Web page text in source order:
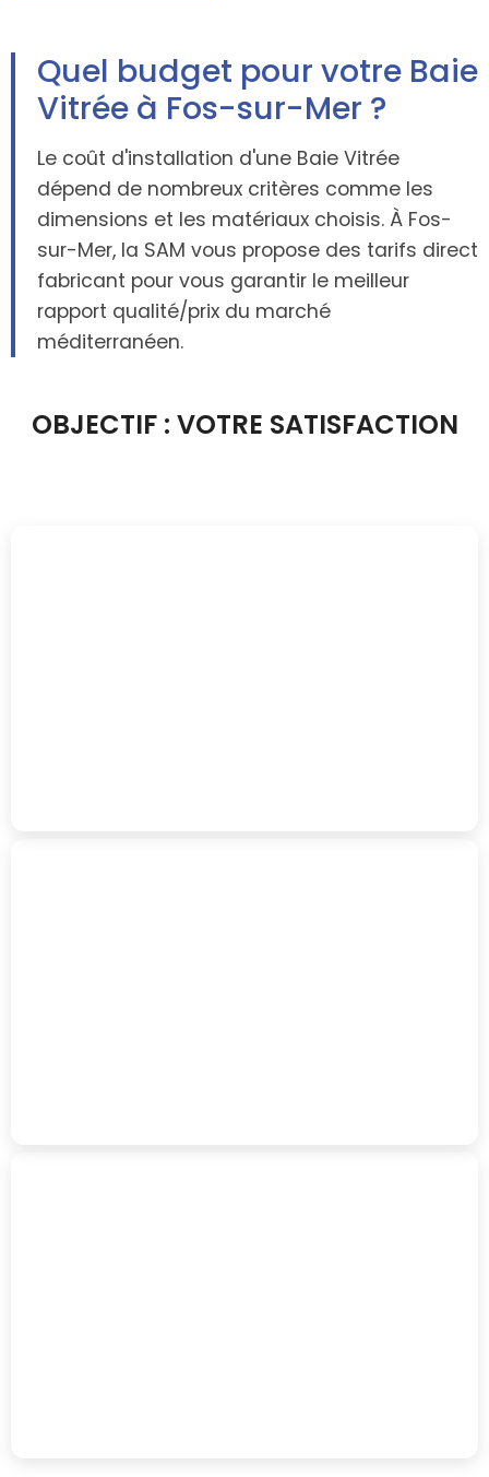
Quel budget pour votre Baie
Vitrée à Fos-sur-Mer ?
Le coût d'installation d'une Baie Vitrée
dépend de nombreux critères comme les
dimensions et les matériaux choisis. À Fos-
sur-Mer, la SAM vous propose des tarifs direct
fabricant pour vous garantir le meilleur
rapport qualité/prix du marché
méditerranéen.
OBJECTIF : VOTRE SATISFACTION